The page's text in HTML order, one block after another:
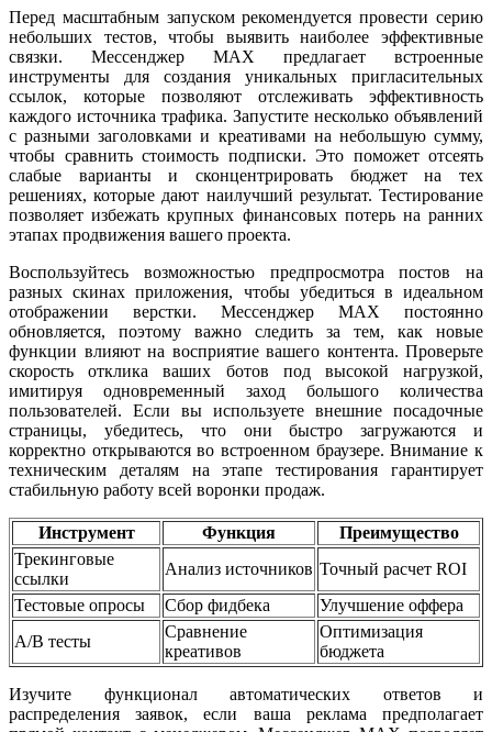
Перед масштабным запуском рекомендуется провести серию
небольших тестов, чтобы выявить наиболее эффективные
связки. Мессенджер MAX предлагает встроенные
инструменты для создания уникальных пригласительных
ссылок, которые позволяют отслеживать эффективность
каждого источника трафика. Запустите несколько объявлений
с разными заголовками и креативами на небольшую сумму,
чтобы сравнить стоимость подписки. Это поможет отсеять
слабые варианты и сконцентрировать бюджет на тех
решениях, которые дают наилучший результат. Тестирование
позволяет избежать крупных финансовых потерь на ранних
этапах продвижения вашего проекта.
Воспользуйтесь возможностью предпросмотра постов на
разных скинах приложения, чтобы убедиться в идеальном
отображении верстки. Мессенджер MAX постоянно
обновляется, поэтому важно следить за тем, как новые
функции влияют на восприятие вашего контента. Проверьте
скорость отклика ваших ботов под высокой нагрузкой,
имитируя одновременный заход большого количества
пользователей. Если вы используете внешние посадочные
страницы, убедитесь, что они быстро загружаются и
корректно открываются во встроенном браузере. Внимание к
техническим деталям на этапе тестирования гарантирует
стабильную работу всей воронки продаж.
Инструмент Функция
Преимущество
Трекинговые
ссылки
Анализ источников Точный расчет ROI
Тестовые опросы
Сбор фидбека
Улучшение оффера
A/B тесты
Сравнение
креативов
Оптимизация
бюджета
Изучите функционал автоматических ответов и
распределения заявок, если ваша реклама предполагает